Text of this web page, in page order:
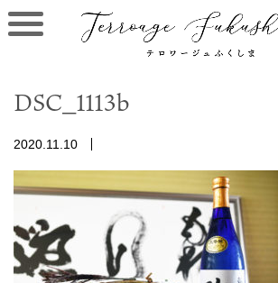
DSC_1113b
2020.11.10